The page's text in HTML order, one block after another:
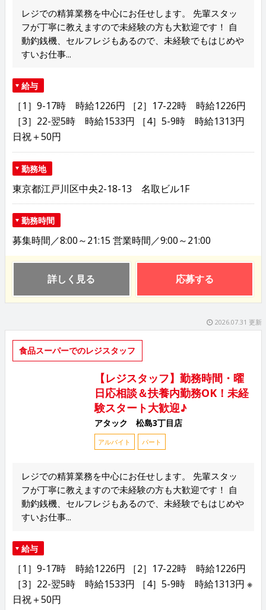
レジでの精算業務を中心にお任せします。 先輩スタッ
フが丁寧に教えますので未経験の方も大歓迎です！ 自
動釣銭機、セルフレジもあるので、未経験でもはじめや
すいお仕事...
給与
［1］9-17時 時給1226円 ［2］17-22時 時給1226円
［3］22-翌5時 時給1533円 ［4］5-9時 時給1313円
日祝＋50円
勤務地
東京都江戸川区中央2-18-13 名取ビル1F
勤務時間
募集時間／8:00～21:15 営業時間／9:00～21:00
詳しく見る 応募する
2026.07.31 更新
食品スーパーでのレジスタッフ
【レジスタッフ】勤務時間・曜
日応相談＆扶養内勤務OK！未経
験スタート大歓迎♪
アタック 松島3丁目店
アルバイト パート
レジでの精算業務を中心にお任せします。 先輩スタッ
フが丁寧に教えますので未経験の方も大歓迎です！ 自
動釣銭機、セルフレジもあるので、未経験でもはじめや
すいお仕事...
給与
［1］9-17時 時給1226円 ［2］17-22時 時給1226円
［3］22-翌5時 時給1533円 ［4］5-9時 時給1313円 ※
日祝＋50円